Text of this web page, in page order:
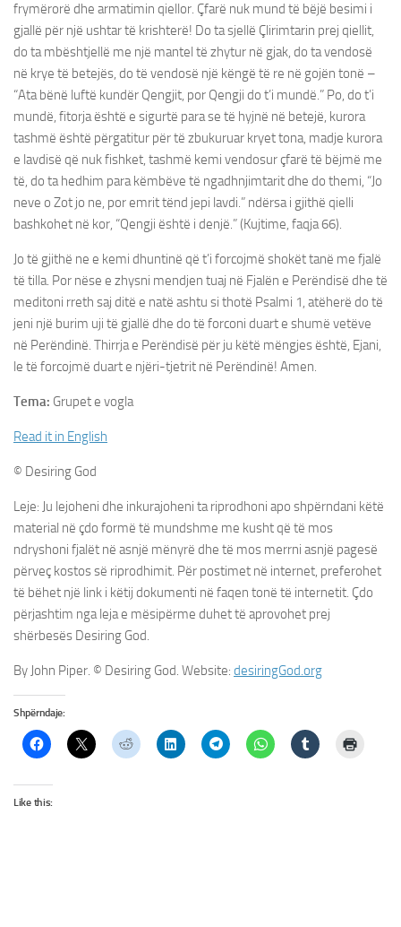
frymërorë dhe armatimin qiellor. Çfarë nuk mund të bëjë besimi i
gjallë për një ushtar të krishterë! Do ta sjellë Çlirimtarin prej qiellit,
do ta mbështjellë me një mantel të zhytur në gjak, do ta vendosë
në krye të betejës, do të vendosë një këngë të re në gojën tonë –
“Ata bënë luftë kundër Qengjit, por Qengji do t’i mundë.” Po, do t’i
mundë, fitorja është e sigurtë para se të hyjnë në betejë, kurora
tashmë është përgatitur për të zbukuruar kryet tona, madje kurora
e lavdisë që nuk fishket, tashmë kemi vendosur çfarë të bëjmë me
të, do ta hedhim para këmbëve të ngadhnjimtarit dhe do themi, “Jo
neve o Zot jo ne, por emrit tënd jepi lavdi.” ndërsa i gjithë qielli
bashkohet në kor, “Qengji është i denjë.” (Kujtime, faqja 66).
Jo të gjithë ne e kemi dhuntinë që t’i forcojmë shokët tanë me fjalë
të tilla. Por nëse e zhysni mendjen tuaj në Fjalën e Perëndisë dhe të
meditoni rreth saj ditë e natë ashtu si thotë Psalmi 1, atëherë do të
jeni një burim uji të gjallë dhe do të forconi duart e shumë vetëve
në Perëndinë. Thirrja e Perëndisë për ju këtë mëngjes është, Ejani,
le të forcojmë duart e njëri-tjetrit në Perëndinë! Amen.
Tema: Grupet e vogla
Read it in English
© Desiring God
Leje: Ju lejoheni dhe inkurajoheni ta riprodhoni apo shpërndani këtë
material në çdo formë të mundshme me kusht që të mos
ndryshoni fjalët në asnjë mënyrë dhe të mos merrni asnjë pagesë
përveç kostos së riprodhimit. Për postimet në internet, preferohet
të bëhet një link i këtij dokumenti në faqen tonë të internetit. Çdo
përjashtim nga leja e mësipërme duhet të aprovohet prej
shërbesës Desiring God.
By John Piper. © Desiring God. Website: desiringGod.org
Shpërndaje:
Like this: